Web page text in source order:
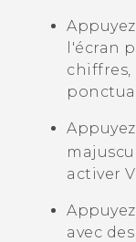
l'écran
chiffres,
activer
avec